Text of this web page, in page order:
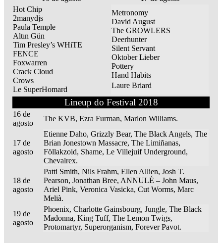
Hot Chip
2manydjs
Paula Temple
Altın Gün
Tim Presley’s WHiTE
FENCE
Foxwarren
Crack Cloud
Crows
Le SuperHomard
Metronomy
David August
The GROWLERS
Deerhunter
Silent Servant
Oktober Lieber
Pottery
Hand Habits
Laure Briard
Lineup do Festival 2018
16 de
agosto
The KVB, Ezra Furman, Marlon Williams.
17 de
agosto
Etienne Daho, Grizzly Bear, The Black Angels, The
Brian Jonestown Massacre, The Limiñanas,
Föllakzoid, Shame, Le Villejuif Underground,
Chevalrex.
18 de
agosto
Patti Smith, Nils Frahm, Ellen Allien, Josh T.
Pearson, Jonathan Bree, ANNULÉ – John Maus,
Ariel Pink, Veronica Vasicka, Cut Worms, Marc
Melià.
19 de
agosto
Phoenix, Charlotte Gainsbourg, Jungle, The Black
Madonna, King Tuff, The Lemon Twigs,
Protomartyr, Superorganism, Forever Pavot.